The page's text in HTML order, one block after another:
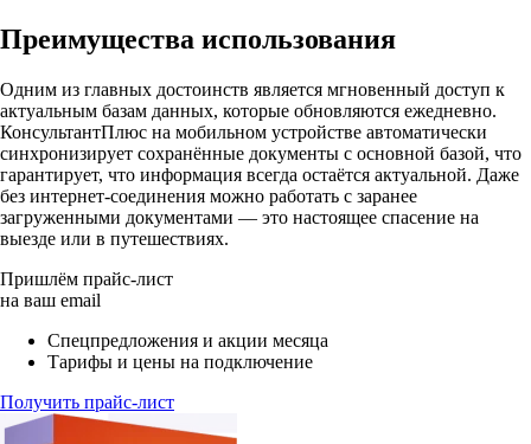
Преимущества использования
Одним из главных достоинств является мгновенный доступ к
актуальным базам данных, которые обновляются ежедневно.
КонсультантПлюс на мобильном устройстве автоматически
синхронизирует сохранённые документы с основной базой, что
гарантирует, что информация всегда остаётся актуальной. Даже
без интернет-соединения можно работать с заранее
загруженными документами — это настоящее спасение на
выезде или в путешествиях.
Пришлём прайс-лист
на ваш email
Спецпредложения и акции месяца
Тарифы и цены на подключение
Получить прайс-лист